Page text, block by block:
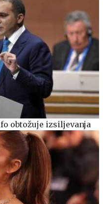
obtožuje izsiljevanja